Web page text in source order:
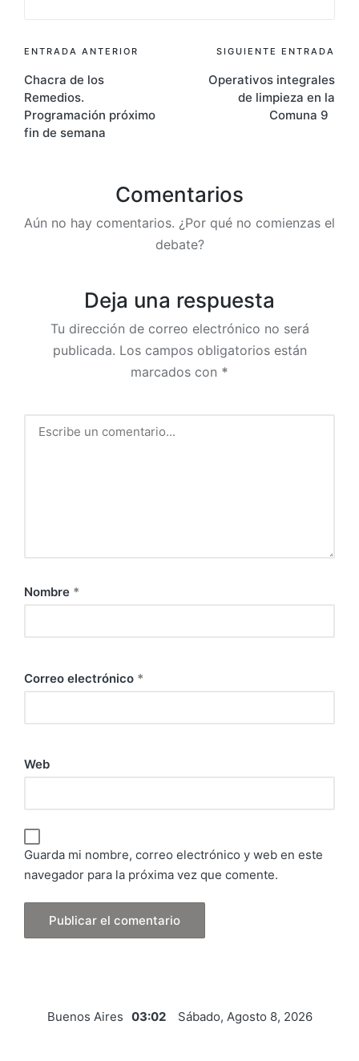
Navegación
de
entradas
ENTRADA ANTERIOR
Chacra de los
Remedios.
Programación próximo
fin de semana
SIGUIENTE ENTRADA
Operativos integrales
de limpieza en la
Comuna 9
Comentarios
Aún no hay comentarios. ¿Por qué no comienzas el
debate?
Deja una respuesta
Tu dirección de correo electrónico no será
publicada. Los campos obligatorios están
marcados con *
Nombre *
Correo electrónico *
Web
Guarda mi nombre, correo electrónico y web en este
navegador para la próxima vez que comente.
Buenos Aires 03:02 Sábado, Agosto 8, 2026